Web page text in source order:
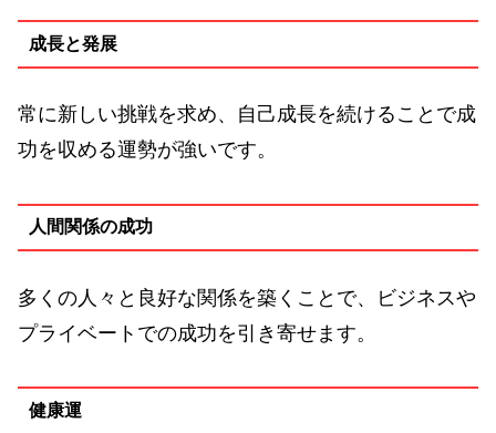
成長と発展
常に新しい挑戦を求め、自己成長を続けることで成
功を収める運勢が強いです。
人間関係の成功
多くの人々と良好な関係を築くことで、ビジネスや
プライベートでの成功を引き寄せます。
健康運